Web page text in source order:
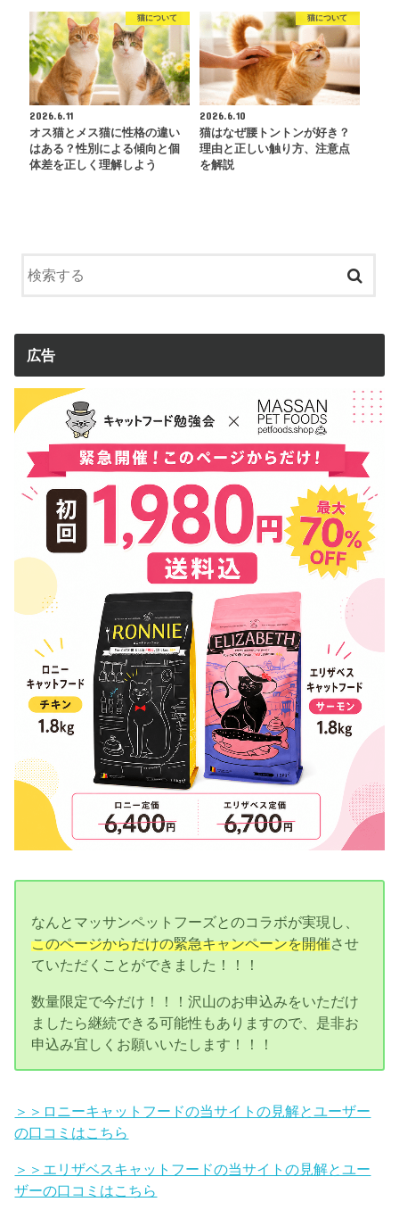
猫について
2026.6.11
オス猫とメス猫に性格の違い
はある？性別による傾向と個
体差を正しく理解しよう
猫について
2026.6.10
猫はなぜ腰トントンが好き？
理由と正しい触り方、注意点
を解説
広告
なんとマッサンペットフーズとのコラボが実現し、
このページからだけの緊急キャンペーンを開催させ
ていただくことができました！！！
数量限定で今だけ！！！沢山のお申込みをいただけ
ましたら継続できる可能性もありますので、是非お
申込み宜しくお願いいたします！！！
＞＞ロニーキャットフードの当サイトの見解とユーザー
の口コミはこちら
＞＞エリザベスキャットフードの当サイトの見解とユー
ザーの口コミはこちら